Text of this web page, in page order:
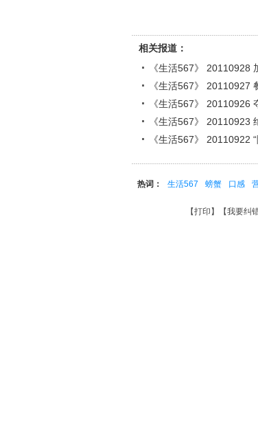
相关报道：
《生活567》 20110928
《生活567》 20110927
《生活567》 20110926
《生活567》 20110923
《生活567》 20110922
热词： 生活567 螃蟹 口感
【打印 】【我要纠